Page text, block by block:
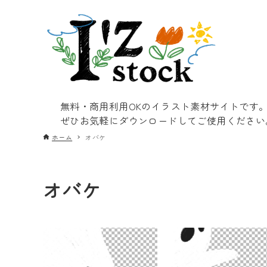
無料・商用利用OKのイラスト素材サイトです
ぜひお気軽にダウンロードしてご使用くださ
ホーム オバケ
オバケ